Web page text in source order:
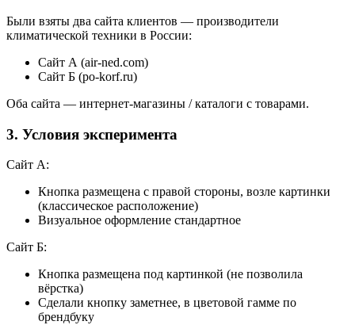
Были взяты два сайта клиентов — производители
климатической техники в России:
Сайт А (air-ned.com)
Сайт Б (po-korf.ru)
Оба сайта — интернет-магазины / каталоги с товарами.
3. Условия эксперимента
Сайт А:
Кнопка размещена с правой стороны, возле картинки
(классическое расположение)
Визуальное оформление стандартное
Сайт Б:
Кнопка размещена под картинкой (не позволила
вёрстка)
Сделали кнопку заметнее, в цветовой гамме по
брендбуку